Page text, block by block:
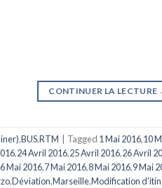
CONTINUER LA LECTURE
,BUS,RTM Tagged 1 Mai 2016,10
,24 Avril 2016,25 Avril 2016,26 Avril
6 Mai 2016,7 Mai 2016,8 Mai 2016,9 Mai
,Déviation,Marseille,Modification